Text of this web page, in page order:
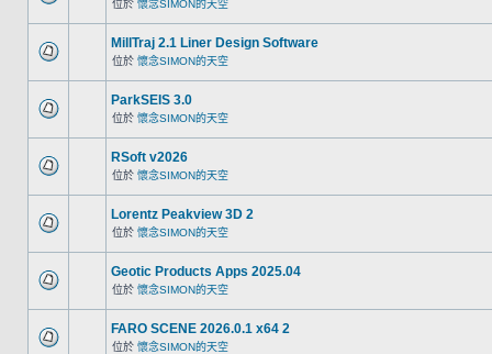
位於 懷念SIMON的天空
MillTraj 2.1 Liner Design Software
位於 懷念SIMON的天空
ParkSEIS 3.0
位於 懷念SIMON的天空
RSoft v2026
位於 懷念SIMON的天空
Lorentz Peakview 3D 2
位於 懷念SIMON的天空
Geotic Products Apps 2025.04
位於 懷念SIMON的天空
FARO SCENE 2026.0.1 x64 2
位於 懷念SIMON的天空